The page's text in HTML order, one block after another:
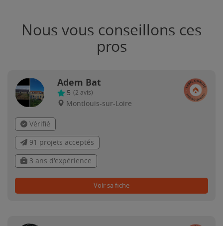
Nous vous conseillons ces
pros
Adem Bat
5 (2 avis)
Montlouis-sur-Loire
Vérifié
91 projets acceptés
3 ans d'expérience
Voir sa fiche